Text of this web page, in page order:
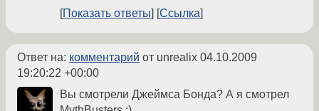
Показать ответы
Ссылка
Ответ на: комментарий от unrealix 04.10.2009
19:20:22 +00:00
Вы смотрели Джеймса Бонда? А я смотрел